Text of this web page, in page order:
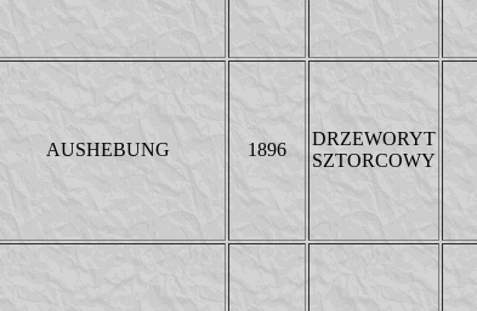
AUSHEBUNG 1896
DRZEWORYT
SZTORCOWY